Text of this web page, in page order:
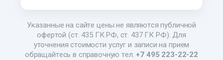
Указанные на сайте цены не являются публичной
офертой (ст. 435 ГК РФ, ст. 437 ГК РФ). Для
уточнения стоимости услуг и записи на прием
обращайтесь в справочную тел.+7 495 223-22-22